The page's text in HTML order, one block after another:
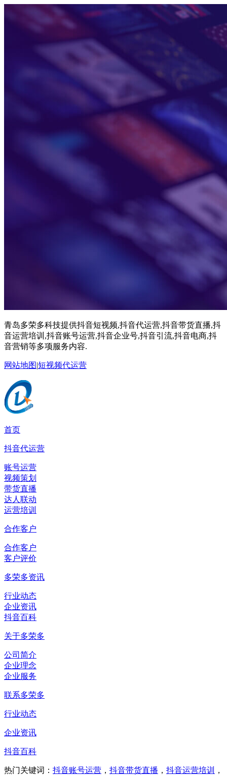
青岛多荣多科技提供抖音短视频,抖音代运营,抖音带货直播,抖
音运营培训,抖音账号运营,抖音企业号,抖音引流,抖音电商,抖
音营销等多项服务内容.
网站地图|短视频代运营
首页
抖音代运营
账号运营
视频策划
带货直播
达人联动
运营培训
合作客户
合作客户
客户评价
多荣多资讯
行业动态
企业资讯
抖音百科
关于多荣多
公司简介
企业理念
企业服务
联系多荣多
行业动态
企业资讯
抖音百科
热门关键词： 抖音账号运营 ， 抖音带货直播 ， 抖音运营培训
，